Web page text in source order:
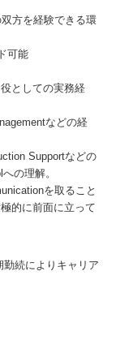
方を経験できる環
可能
としての実務経
などの経
Supportなどの
の理解。
を取ること
的に前面に立って
続によりキャリア